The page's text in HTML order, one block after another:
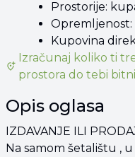
Prostorije:
Kupovina
Izračunaj koliko ti
prostora do tebi
Opis oglasa
IZDAVANJE ILI
Na samom šetalištu ,